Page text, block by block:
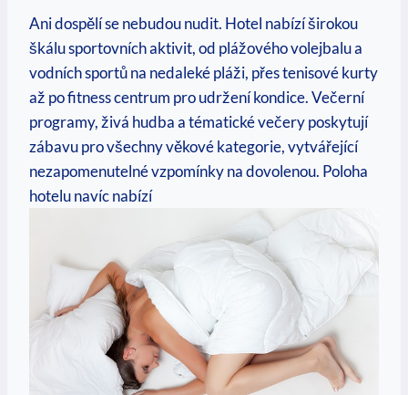
Ani dospělí se nebudou nudit. Hotel nabízí širokou
škálu sportovních aktivit, od plážového volejbalu a
vodních sportů na nedaleké pláži, přes tenisové kurty
až po fitness centrum pro udržení kondice. Večerní
programy, živá hudba a tématické večery poskytují
zábavu pro všechny věkové kategorie, vytvářející
nezapomenutelné vzpomínky na dovolenou. Poloha
hotelu navíc nabízí